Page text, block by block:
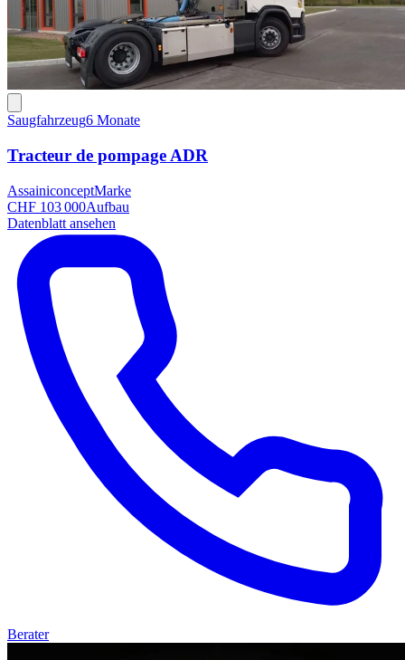
Saugfahrzeug6 Monate
Tracteur de pompage ADR
AssainiconceptMarke
CHF 103 000Aufbau
Datenblatt ansehen
Berater